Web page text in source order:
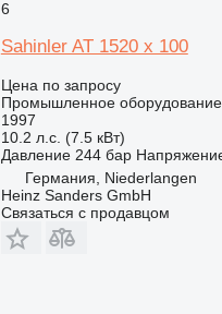
6
Sahinler AT 1520 x 100
Цена по запросу
Промышленное оборудование
1997
10.2 л.с. (7.5 кВт)
Давление 244 бар
Германия, Niederlangen
Heinz Sanders GmbH
Связаться с продавцом